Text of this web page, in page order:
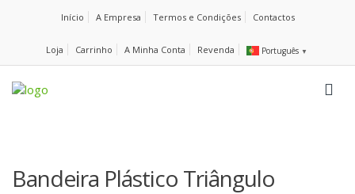
Início A Empresa Termos e Condições Contactos
Loja Carrinho A Minha Conta Revenda Português ▼
Bandeira Plástico Triângulo